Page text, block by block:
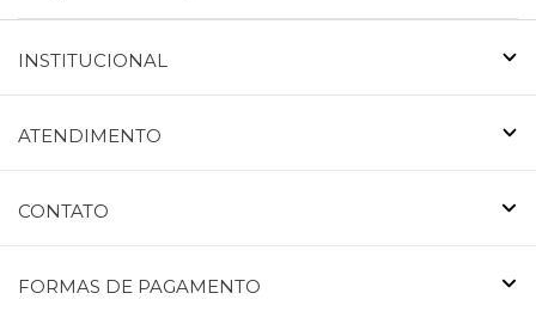
INSTITUCIONAL
ATENDIMENTO
CONTATO
FORMAS DE PAGAMENTO